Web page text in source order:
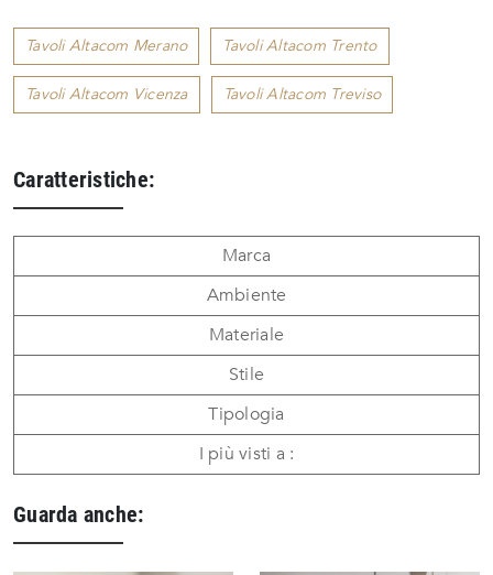
Tavoli Altacom Merano Tavoli Altacom Trento
Tavoli Altacom Vicenza Tavoli Altacom Treviso
Caratteristiche:
Marca
Ambiente
Materiale
Stile
Tipologia
I più visti a :
Guarda anche: